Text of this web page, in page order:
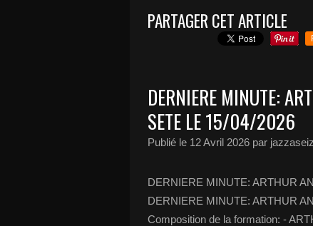
PARTAGER CET ARTICLE
DERNIERE MINUTE:
SETE LE 15/04/2026
Publié le 12 Avril 2026 par
DERNIERE MINUTE: ARTHUR
DERNIERE MINUTE: ARTHUR
Composition de la formation: -